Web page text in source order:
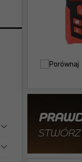
Porównaj